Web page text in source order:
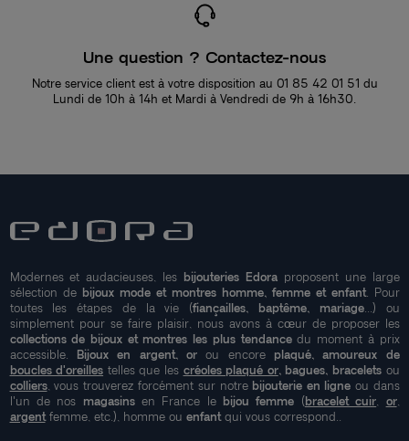
Une question ? Contactez-nous
Notre service client est à votre disposition au 01 85 42 01 51 du
Lundi de 10h à 14h et Mardi à Vendredi de 9h à 16h30.
Modernes et audacieuses, les bijouteries Edoraproposent une large
sélection de bijoux mode et montres homme, femme et enfant. Pour
toutes les étapes de la vie (fiançailles, baptême, mariage...) ou
simplement pour se faire plaisir, nous avons à cœur de proposer les
collections de bijoux et montres les plus tendancedu moment à prix
accessible. Bijoux en argent, orou encore plaqué, amoureux de
boucles d'oreilles telles que les créoles plaqué or, bagues, braceletsou
colliers, vous trouverez forcément sur notre bijouterie en ligne ou dans
l'un de nos magasinsen France le bijou femme (bracelet cuir, or,
argentfemme, etc.), homme ou enfantqui vous correspond..